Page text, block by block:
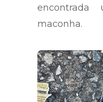
maconha.